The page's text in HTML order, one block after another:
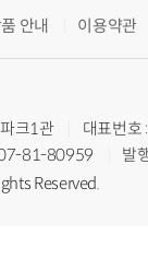
안내 이용약관
크1관
대표번
81-80959
발
Reserved.